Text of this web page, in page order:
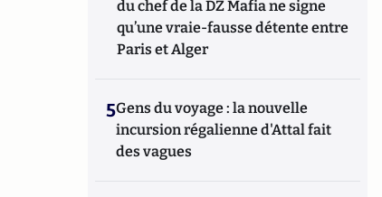
du chef de la DZ Mafia ne signe
qu’une vraie-fausse détente entre
Paris et Alger
5Gens du voyage : la nouvelle
incursion régalienne d'Attal fait
des vagues